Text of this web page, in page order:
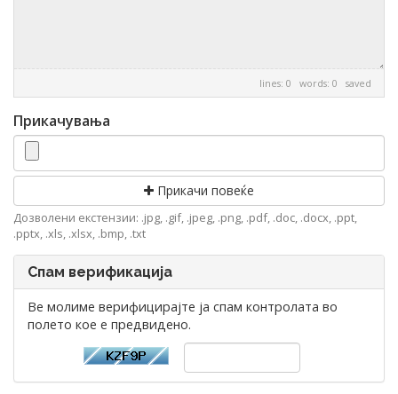
lines: 0 words: 0 saved
Прикачувања
Прикачи повеќе
Дозволени екстензии: .jpg, .gif, .jpeg, .png, .pdf, .doc, .docx, .ppt,
.pptx, .xls, .xlsx, .bmp, .txt
Спам верификација
Ве молиме верифицирајте ја спам контролата во
полето кое е предвидено.